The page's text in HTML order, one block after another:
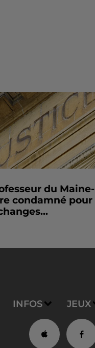
du Maine-
condamné pour
INFOS JEUX